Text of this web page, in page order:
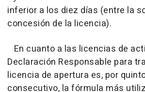
inferior a los diez días (entre la
concesión de la licencia).
En cuanto a las licencias de
Declaración Responsable para
licencia de apertura es, por
consecutivo, la fórmula más